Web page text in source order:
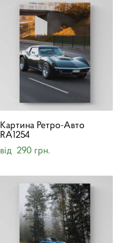
Картина Ретро-Авто
RA1254
від 290 грн.